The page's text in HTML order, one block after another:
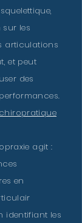
les
articulations
et peut
des
agit :
en
identifiant les